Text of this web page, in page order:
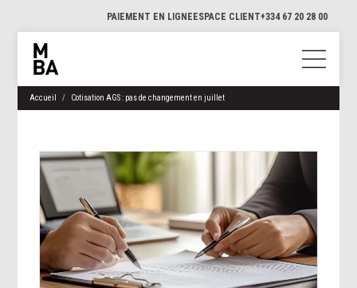
PAIEMENT EN LIGNEESPACE CLIENT+334 67 20 28 00
Accueil Cotisation AGS : pas de changement en juillet